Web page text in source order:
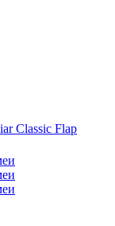
Classic Flap